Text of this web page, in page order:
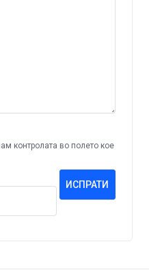
контролата во полето кое
ИСПРАТИ